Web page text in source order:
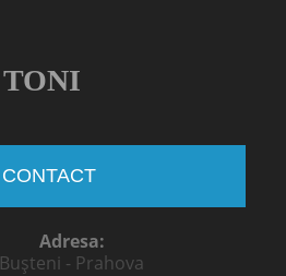
TONI
CONTACT
Adresa:
Bușteni - Prahova